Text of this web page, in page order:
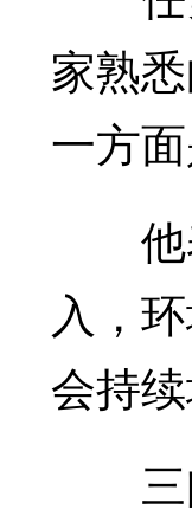
家熟
一方
他
入，
会持续
三